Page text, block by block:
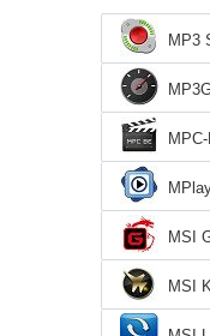
MP3
MSI
MSI